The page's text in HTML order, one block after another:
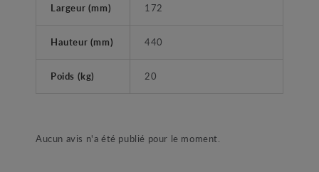
Largeur (mm) 172
Hauteur (mm) 440
Poids (kg) 20
Aucun avis n'a été publié pour le moment.